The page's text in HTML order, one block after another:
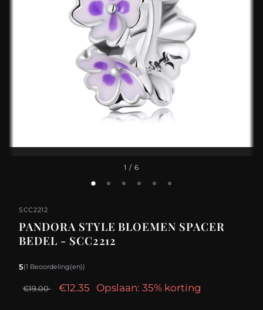
1 / 6
SCC2212
PANDORA STYLE BLOEMEN SPACER
BEDEL - SCC2212
5(1 Beoordeling(en))
€19.00 €12.35 Opslaan: 35% korting